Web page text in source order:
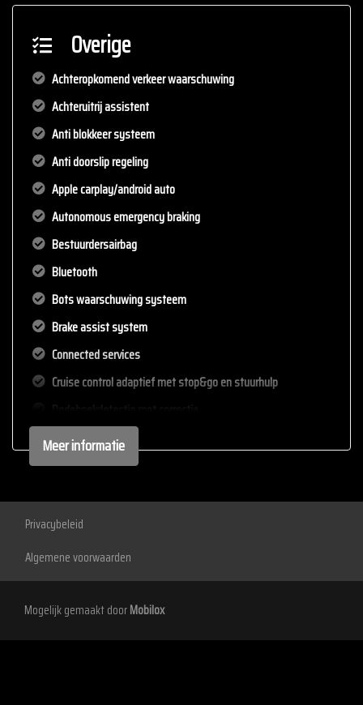
Overige
Achteropkomend verkeer waarschuwing
Achteruitrij assistent
Anti blokkeer systeem
Anti doorslip regeling
Apple carplay/android auto
Autonomous emergency braking
Bestuurdersairbag
Bluetooth
Bots waarschuwing systeem
Brake assist system
Connected services
Cruise control adaptief met stop&go en stuurhulp
Draadloze telefoonlader
Elektrisch bedienbare achterklep met sensorsturing
Elektronische remkrachtverdeling
Full-led koplampen
Hoofd airbag(s) achter
Meer informatie
Privacybeleid
Algemene voorwaarden
Mogelijk gemaakt doorMobilox